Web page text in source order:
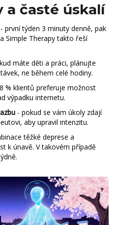
a časté úskalí
- první týden 3 minuty denně, pak
Simple Therapy takto řeší
máte děti a práci, plánujte
ne během celé hodiny.
% klientů preferuje možnost
výpadku internetu.
- pokud se vám úkoly zdají
aby upravil intenzitu.
těžké deprese a
k únavě. V takovém případě